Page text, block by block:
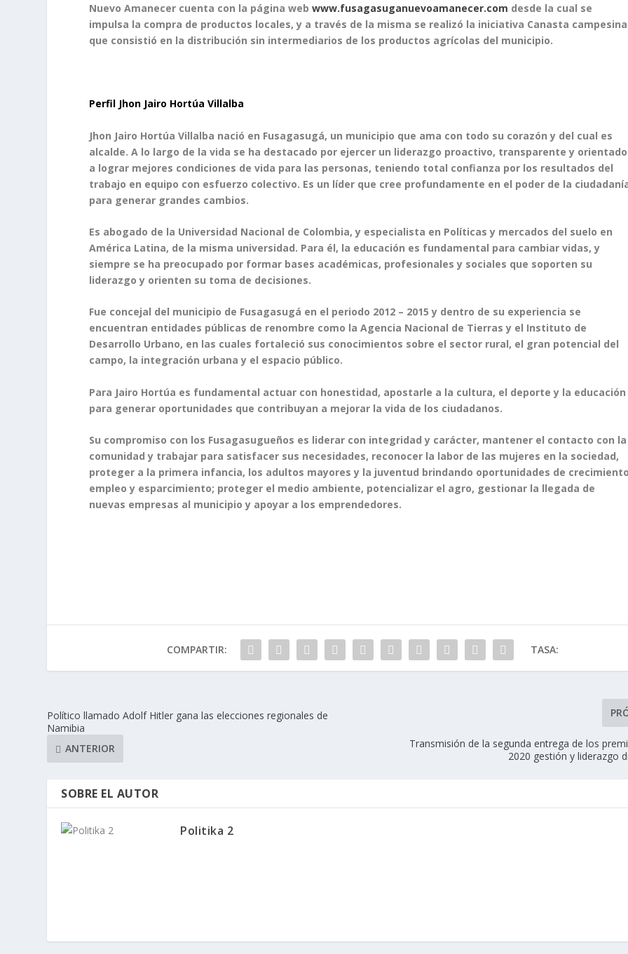
Nuevo Amanecer cuenta con la página webwww.fusagasuganuevoamanecer.com desde la cual se
impulsa la compra de productos locales, y a través de la misma se realizó la iniciativa Canasta campesina
que consistió en la distribución sin intermediarios de los productos agrícolas del municipio.
Perfil Jhon Jairo Hortúa Villalba
Jhon Jairo Hortúa Villalba nació en Fusagasugá, un municipio que ama con todo su corazón y del cual es
alcalde. A lo largo de la vida se ha destacado por ejercer un liderazgo proactivo, transparente y orientado
a lograr mejores condiciones de vida para las personas, teniendo total confianza por los resultados del
trabajo en equipo con esfuerzo colectivo. Es un líder que cree profundamente en el poder de la
para generar grandes cambios.
Es abogado de la Universidad Nacional de Colombia, y especialista en Políticas y mercados del suelo en
América Latina, de la misma universidad. Para él, la educación es fundamental para cambiar vidas, y
siempre se ha preocupado por formar bases académicas, profesionales y sociales que soporten su
liderazgo y orienten su toma de decisiones.
Fue concejal del municipio de Fusagasugá en el periodo 2012 – 2015 y dentro de su experiencia se
encuentran entidades públicas de renombre como la Agencia Nacional de Tierras y el Instituto de
Desarrollo Urbano, en las cuales fortaleció sus conocimientos sobre el sector rural, el gran potencial del
campo, la integración urbana y el espacio público.
Para Jairo Hortúa es fundamental actuar con honestidad, apostarle a la cultura, el deporte y la educación
para generar oportunidades que contribuyan a mejorar la vida de los ciudadanos.
Su compromiso con los Fusagasugueños es liderar con integridad y carácter, mantener el contacto con la
comunidad y trabajar para satisfacer sus necesidades, reconocer la labor de las mujeres en la sociedad,
proteger a la primera infancia, los adultos mayores y la juventud brindando oportunidades de
empleo y esparcimiento; proteger el medio ambiente, potencializar el agro, gestionar la llegada de
nuevas empresas al municipio y apoyar a los emprendedores.
COMPARTIR: TASA:
Político llamado Adolf Hitler gana las elecciones regionales de
Namibia
ANTERIOR
Transmisión de la segunda entrega de los
2020 gestión y liderazgo
SOBRE EL AUTOR
Politika 2